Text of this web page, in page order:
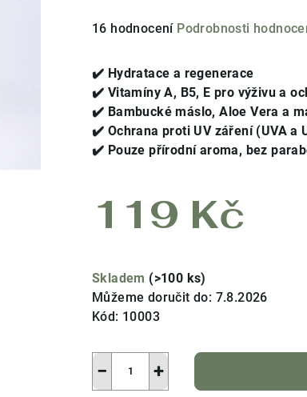
Průměrné
produktu
je
4,0
hvězdiček.
16 hodnocení Podrobnosti
✔️ Hydratace a regenerace
✔️ Vitamíny A, B5, E pro výživu a
✔️ Bambucké máslo, Aloe Vera a
✔️ Ochrana proti UV záření (UVA a
✔️ Pouze přírodní aroma, bez
119 Kč
cena:
Skladem (>100 ks)
Můžeme doručit do: 7.8.2026
Kód: 10003
+
−